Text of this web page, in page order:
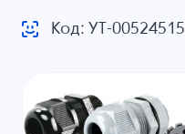
Код: УТ-00524515